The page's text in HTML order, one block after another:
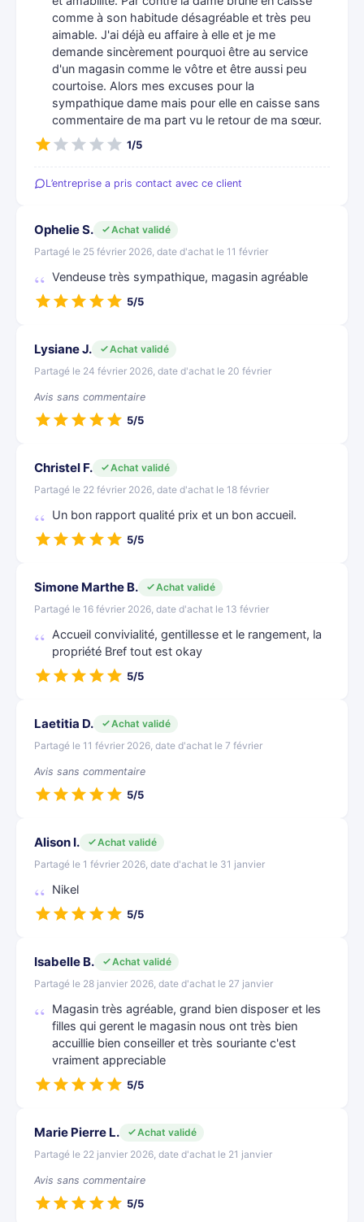
comme à son habitude désagréable et très peu
aimable. J'ai déjà eu affaire à elle et je me
demande sincèrement pourquoi être au service
d'un magasin comme le vôtre et être aussi peu
courtoise. Alors mes excuses pour la
sympathique dame mais pour elle en caisse sans
commentaire de ma part vu le retour de ma sœur.
1/5
L’entreprise a pris contact avec ce client
Ophelie S.
Achat validé
Partagé le 25 février 2026, date d'achat le 11 février
Vendeuse très sympathique, magasin agréable
5/5
Lysiane J.
Achat validé
Partagé le 24 février 2026, date d'achat le 20 février
Avis sans commentaire
5/5
Christel F.
Achat validé
Partagé le 22 février 2026, date d'achat le 18 février
Un bon rapport qualité prix et un bon accueil.
5/5
Simone Marthe B.
Achat validé
Partagé le 16 février 2026, date d'achat le 13 février
Accueil convivialité, gentillesse et le rangement, la
propriété Bref tout est okay
5/5
Laetitia D.
Achat validé
Partagé le 11 février 2026, date d'achat le 7 février
Avis sans commentaire
5/5
Alison I.
Achat validé
Partagé le 1 février 2026, date d'achat le 31 janvier
Nikel
5/5
Isabelle B.
Achat validé
Partagé le 28 janvier 2026, date d'achat le 27 janvier
Magasin très agréable, grand bien disposer et les
filles qui gerent le magasin nous ont très bien
accuillie bien conseiller et très souriante c'est
vraiment appreciable
5/5
Marie Pierre L.
Achat validé
Partagé le 22 janvier 2026, date d'achat le 21 janvier
Avis sans commentaire
5/5